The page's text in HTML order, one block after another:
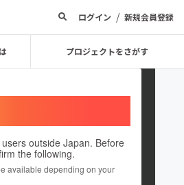
ログイン / 新規会員登録
プロジェクトをさがす
outside Japan. Before
the following.
available depending on your
北から南